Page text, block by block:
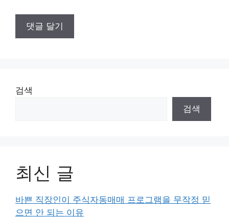
검색
검색
최신 글
바쁜 직장인이 주식자동매매 프로그램을 무작정 믿
으면 안 되는 이유